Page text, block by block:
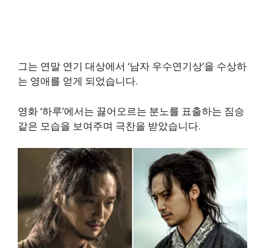
그는 연말 연기 대상에서 ‘남자 우수연기상’을 수상하
는 영애를 얻게 되었습니다.
영화 ‘하루’에서는 끓어오르는 분노를 표출하는 짐승
같은 모습을 보여주며 극찬을 받았습니다.